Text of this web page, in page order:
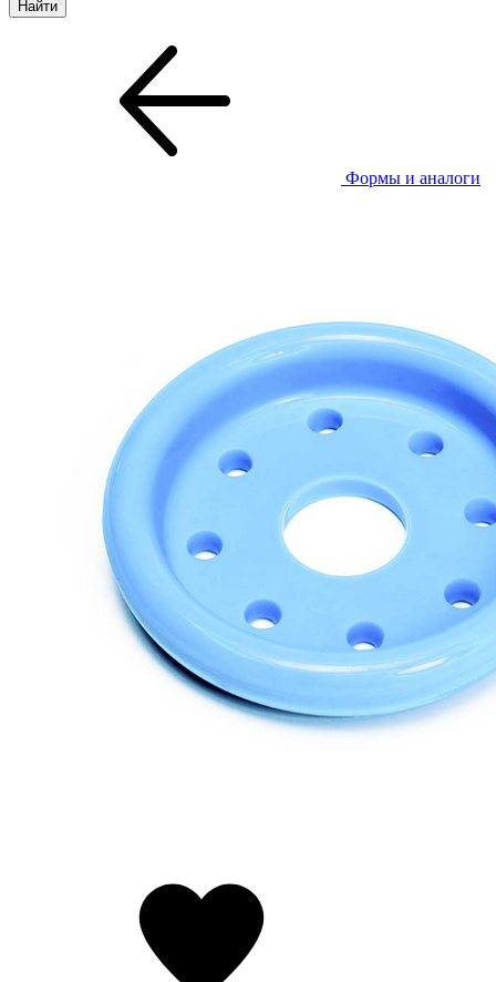
Формы и аналоги